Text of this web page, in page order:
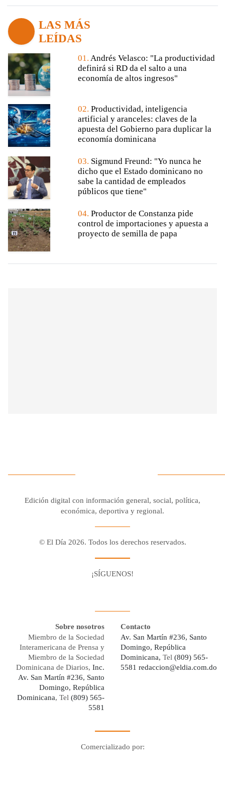
LAS MÁS
LEÍDAS
01. Andrés Velasco: "La productividad
definirá si RD da el salto a una
economía de altos ingresos"
02. Productividad, inteligencia
artificial y aranceles: claves de la
apuesta del Gobierno para duplicar la
economía dominicana
03. Sigmund Freund: "Yo nunca he
dicho que el Estado dominicano no
sabe la cantidad de empleados
públicos que tiene"
04. Productor de Constanza pide
control de importaciones y apuesta a
proyecto de semilla de papa
Edición digital con información general, social, política,
económica, deportiva y regional.
© El Día 2026. Todos los derechos reservados.
¡SÍGUENOS!
Sobre nosotros
Miembro de la Sociedad
Interamericana de Prensa y
Miembro de la Sociedad
Dominicana de Diarios, Inc.
Av. San Martín #236, Santo
Domingo, República
Dominicana, Tel (809) 565-
5581
Contacto
Av. San Martín #236, Santo
Domingo, República
Dominicana, Tel (809) 565-
5581 redaccion@eldia.com.do
Comercializado por: